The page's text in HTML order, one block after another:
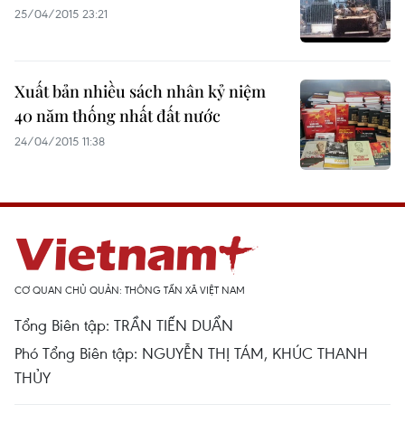
25/04/2015 23:21
Xuất bản nhiều sách nhân kỷ niệm
40 năm thống nhất đất nước
24/04/2015 11:38
CƠ QUAN CHỦ QUẢN: THÔNG TẤN XÃ VIỆT NAM
Tổng Biên tập: TRẦN TIẾN DUẨN
Phó Tổng Biên tập: NGUYỄN THỊ TÁM, KHÚC THANH
THỦY